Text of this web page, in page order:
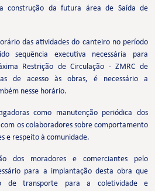
construção da futura área de Saída de
das atividades do canteiro no período
sequência executiva necessária para
Restrição de Circulação - ZMRC de
de acesso às obras, é necessário a
nesse horário.
como manutenção periódica dos
os colaboradores sobre comportamento
e respeito à comunidade.
dos moradores e comerciantes pelo
para a implantação desta obra que
de transporte para a coletividade e